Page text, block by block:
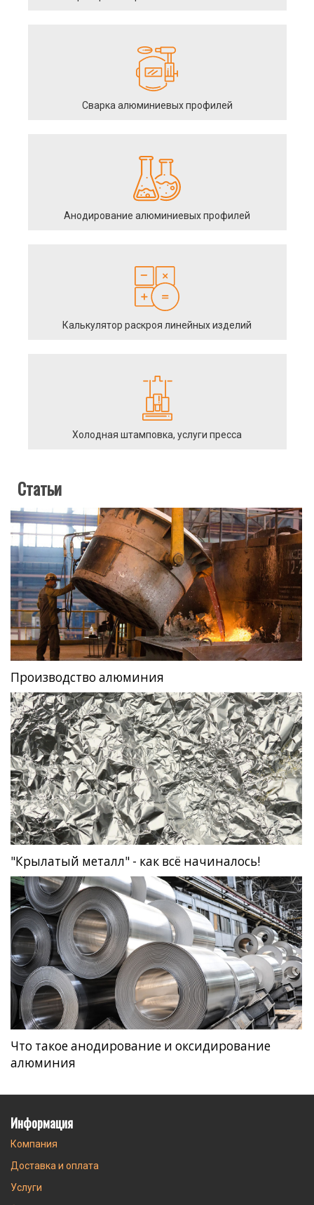
Сварка алюминиевых профилей
Анодирование алюминиевых профилей
Калькулятор раскроя линейных изделий
Холодная штамповка, услуги пресса
Статьи
Производство алюминия
"Крылатый металл" - как всё начиналось!
Что такое анодирование и оксидирование
алюминия
Информация
Компания
Доставка и оплата
Услуги